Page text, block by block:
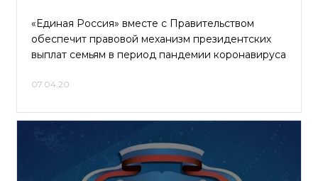
«Единая Россия» вместе с Правительством
обеспечит правовой механизм президентских
выплат семьям в период пандемии коронавируса
07.04.20